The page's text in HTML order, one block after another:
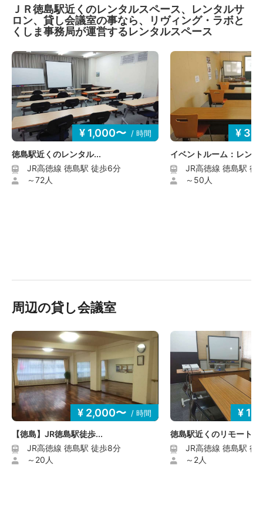
ＪＲ徳島駅近くのレンタルスペース、レンタルサ
ロン、貸し会議室の事なら、リヴィング・ラボと
くしま事務局が運営するレンタルスペース
¥ 1,000〜 / 時間
徳島駅近くのレンタル...
JR高徳線 徳島駅 徒歩6分
～72人
¥
イベントルーム：レン...
JR高徳線 徳島駅 徒
～50人
周辺の貸し会議室
¥ 2,000〜 / 時間
【徳島】JR徳島駅徒歩...
JR高徳線 徳島駅 徒歩8分
～20人
¥
徳島駅近くのリモート...
JR高徳線 徳島駅 徒
～2人